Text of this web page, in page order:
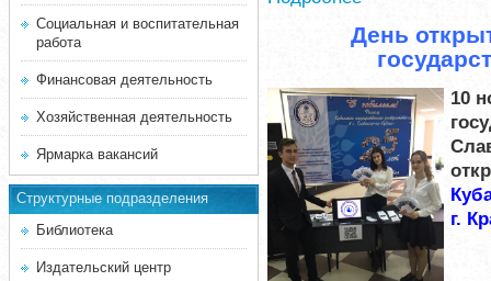
Социальная и воспитательная
работа
Финансовая деятельность
Хозяйственная деятельность
Ярмарка вакансий
Структурные подразделения
Библиотека
Издательский центр
День
10
г.